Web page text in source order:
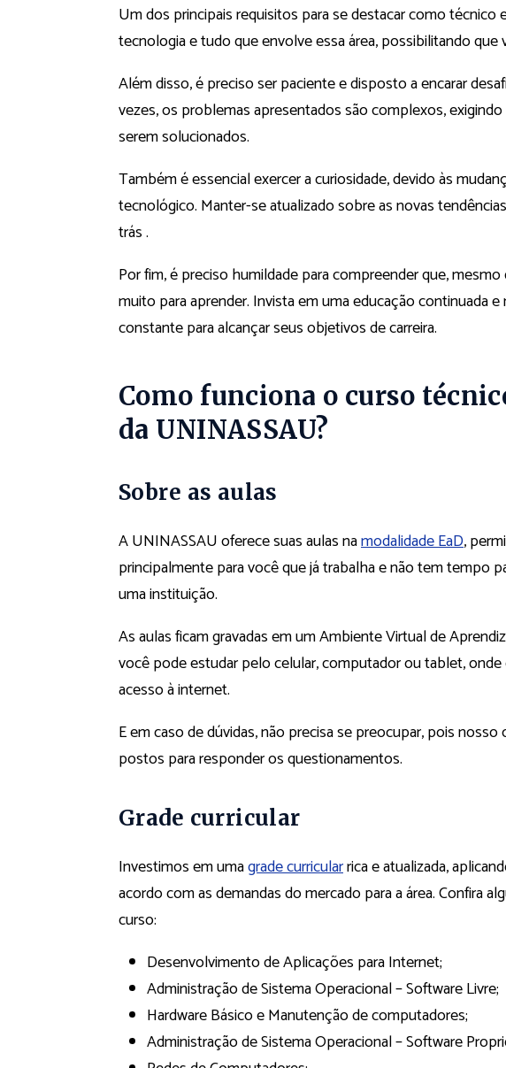
Um dos principais requisitos para se destacar como técnico
tecnologia e tudo que envolve essa área, possibilitando
Além disso, é preciso ser paciente e disposto a encarar
vezes, os problemas apresentados são complexos,
serem solucionados.
Também é essencial exercer a curiosidade, devido às
tecnológico. Manter-se atualizado sobre as novas
trás .
Por fim, é preciso humildade para compreender que,
muito para aprender. Invista em uma educação continuada
constante para alcançar seus objetivos de carreira.
Como funciona o curso
da UNINASSAU?
Sobre as aulas
A UNINASSAU oferece suas aulas namodalidade EaD,
principalmente para você que já trabalha e não tem tempo
uma instituição.
As aulas ficam gravadas em um Ambiente Virtual de
você pode estudar pelo celular, computador ou tablet,
acesso à internet.
E em caso de dúvidas, não precisa se preocupar, pois
postos para responder os questionamentos.
Grade curricular
Investimos em umagrade curricularrica e atualizada,
acordo com as demandas do mercado para a área. Confira
curso:
Desenvolvimento de Aplicações para Internet;
Administração de Sistema Operacional – Software Livre;
Hardware Básico e Manutenção de computadores;
Administração de Sistema Operacional – Software